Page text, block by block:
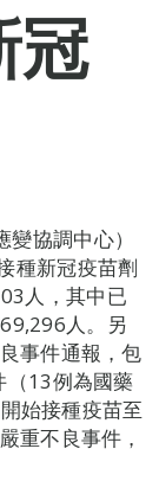
冠
協調中心）
種新冠疫苗劑
人，其中已
人。另
事件通報，包
（13例為國藥
始接種疫苗至
重不良事件，